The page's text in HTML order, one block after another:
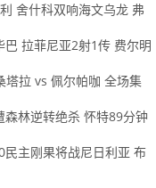
舍什科双响海文乌龙 弗
拉菲尼亚2射1传 费尔明
拉 vs 佩尔帕咖 全场集
林逆转绝杀 怀特89分钟
主刚果将战尼日利亚 布